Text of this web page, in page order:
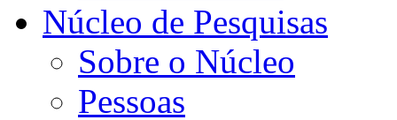
Núcleo de Pesquisas
Sobre o Núcleo
Pessoas